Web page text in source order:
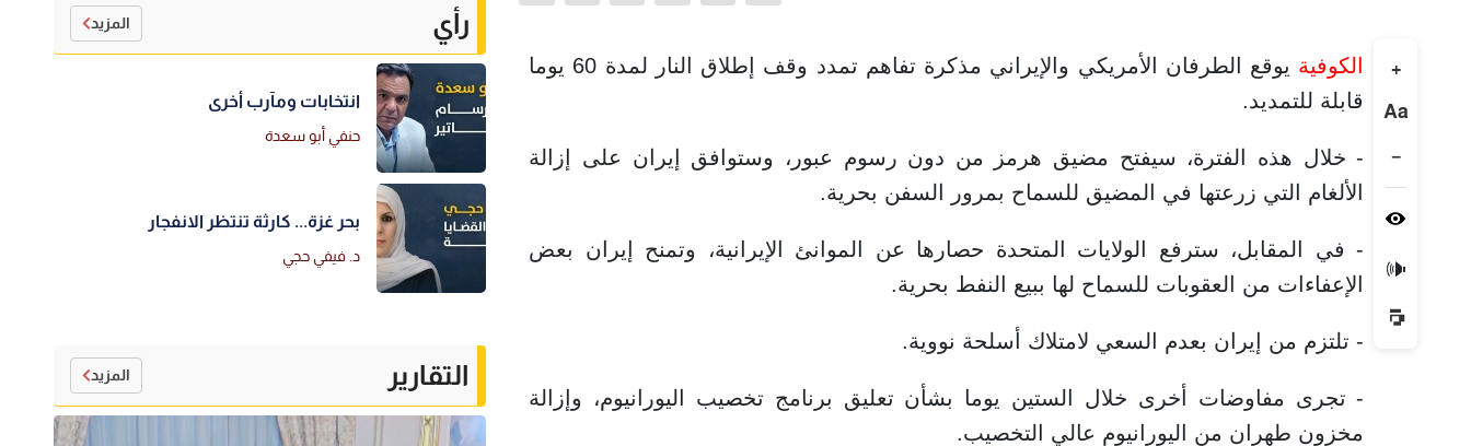
+
Aa
−
🔊
الكوفية
يوقع الطرفان الأمريكي والإيراني مذكرة تفاهم تمدد وقف إطلاق النار لمدة 60 يوما
قابلة للتمديد.
- خلال هذه الفترة، سيفتح مضيق هرمز من دون رسوم عبور، وستوافق إيران على إزالة
الألغام التي زرعتها في المضيق للسماح بمرور السفن بحرية.
- في المقابل، سترفع الولايات المتحدة حصارها عن الموانئ الإيرانية، وتمنح إيران بعض
الإعفاءات من العقوبات للسماح لها ببيع النفط بحرية.
- تلتزم من إيران بعدم السعي لامتلاك أسلحة نووية.
- تجرى مفاوضات أخرى خلال الستين يوما بشأن تعليق برنامج تخصيب اليورانيوم، وإزالة
مخزون طهران من اليورانيوم عالي التخصيب.
رأي المزيد
انتخابات ومآرب أخرى
حنفي أبو سعدة
بحر غزة... كارثة تنتظر الانفجار
د. فيفي حجي
التقارير المزيد